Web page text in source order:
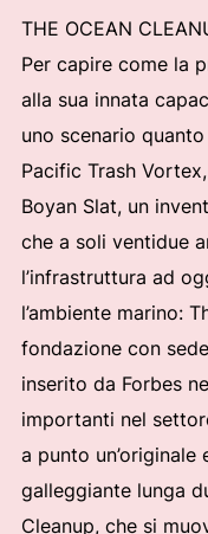
THE OCEAN
Per capire come la
alla sua innata
uno scenario
Pacific Trash
Boyan Slat, un
che a soli ventidue
l’infrastruttura ad
l’ambiente marino:
fondazione con
inserito da Forbes
importanti nel
a punto
galleggiante lunga
Cleanup, che si